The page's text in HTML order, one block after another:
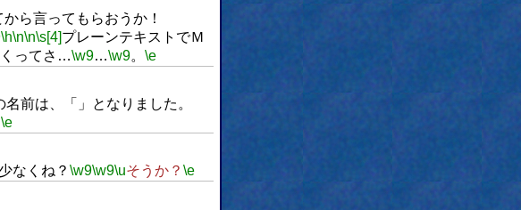
ら言ってもらおうか！
\h\n\n\s[4]プレーンテキストでＭ
くってさ…\w9…\w9。 \e
前は、「」となりました。
\e
なくね？ \w9\w9\uそうか？ \e